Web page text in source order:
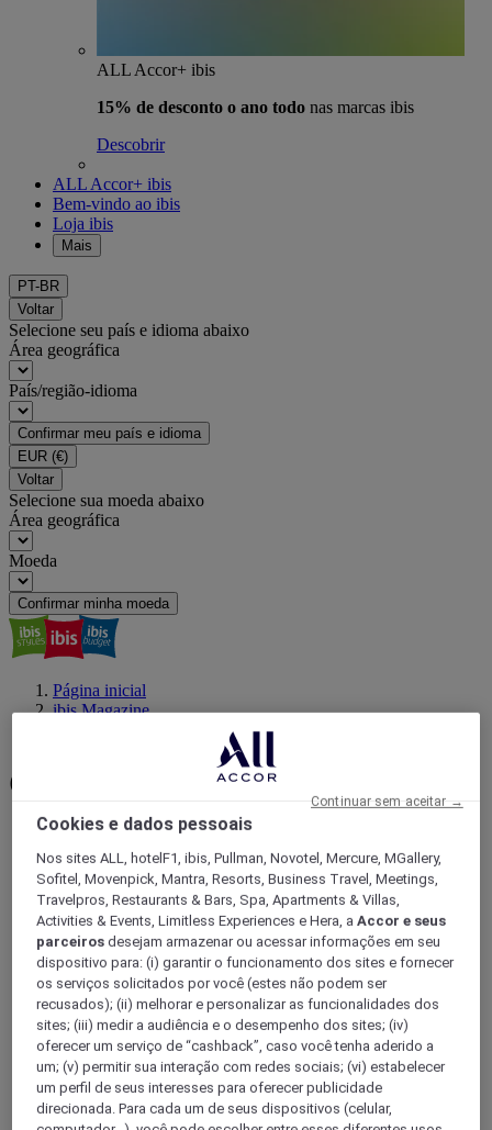
ALL Accor+ ibis
15% de desconto o ano todo nas marcas ibis
Descobrir
ALL Accor+ ibis
Bem-vindo ao ibis
Loja ibis
Mais
PT-BR
Voltar
Selecione seu país e idioma abaixo
Área geográfica
País/região-idioma
Confirmar meu país e idioma
EUR (€)
Voltar
Selecione sua moeda abaixo
Área geográfica
Moeda
Confirmar minha moeda
Página inicial
ibis Magazine
Conforto Acessível
Passeios baratos em Curitiba com ibis: opções
de roteiros para todos os bolsos
Explore Curitiba com economia: roteiros culturais, passeios
gratuitos, comida acessível e conforto prático com ibis para
todos os estilos.
Cookies e dados pessoais
Nos sites ALL, hotelF1, ibis, Pullman, Novotel, Mercure, MGallery,
Sofitel, Movenpick, Mantra, Resorts, Business Travel, Meetings,
Travelpros, Restaurants & Bars, Spa, Apartments & Villas,
Activities & Events, Limitless Experiences e Hera, aAccor e seus
parceiros desejam armazenar ou acessar informações em seu
dispositivo para: (i) garantir o funcionamento dos sites e fornecer
os serviços solicitados por você (estes não podem ser
recusados); (ii) melhorar e personalizar as funcionalidades dos
sites; (iii) medir a audiência e o desempenho dos sites; (iv)
oferecer um serviço de “cashback”, caso você tenha aderido a
um; (v) permitir sua interação com redes sociais; (vi) estabelecer
um perfil de seus interesses para oferecer publicidade
direcionada. Para cada um de seus dispositivos (celular,
Continuar sem aceitar →